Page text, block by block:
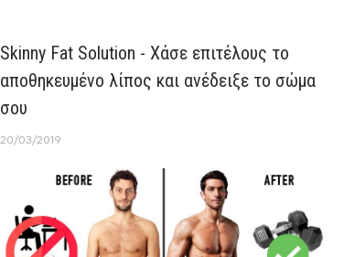
Skinny Fat Solution - Χάσε επιτέλους το
αποθηκευμένο λίπος και ανέδειξε το σώμα
σου
20/03/2019